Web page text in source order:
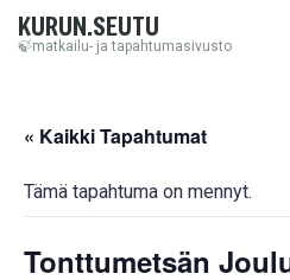
KURUN.SEUTU
🍃matkailu- ja tapahtumasivusto
« Kaikki Tapahtumat
Tämä tapahtuma on mennyt.
Tonttumetsän